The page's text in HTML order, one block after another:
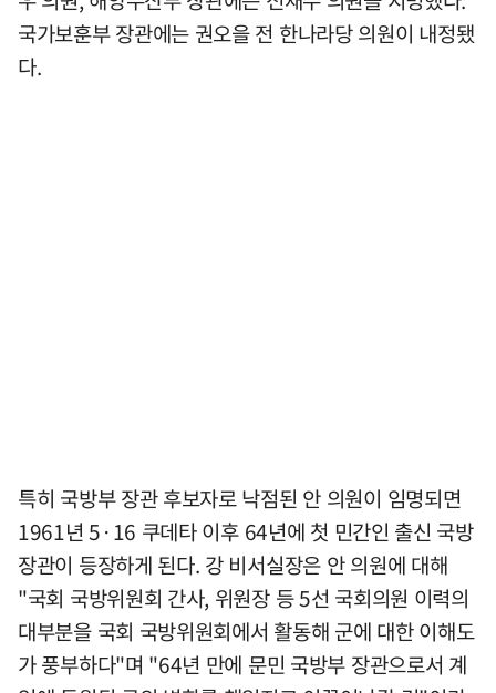
국가보훈부 장관에는 권오을 전 한나라당 의원이 내정됐
다.
특히 국방부 장관 후보자로 낙점된 안 의원이 임명되면
1961년 5·16 쿠데타 이후 64년에 첫 민간인 출신 국방
장관이 등장하게 된다. 강 비서실장은 안 의원에 대해
"국회 국방위원회 간사, 위원장 등 5선 국회의원 이력의
대부분을 국회 국방위원회에서 활동해 군에 대한 이해도
가 풍부하다"며 "64년 만에 문민 국방부 장관으로서 계